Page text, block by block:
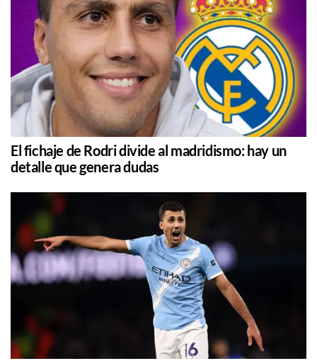
El fichaje de Rodri divide al madridismo: hay un
detalle que genera dudas